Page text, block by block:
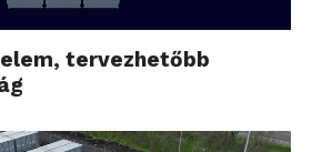
tervezhetőbb